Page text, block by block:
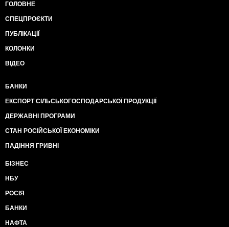
ГОЛОВНЕ
СПЕЦПРОЄКТИ
ПУБЛІКАЦІЇ
КОЛОНКИ
ВІДЕО
БАНКИ
ЕКСПОРТ СІЛЬСЬКОГОСПОДАРСЬКОЇ ПРОДУКЦІЇ
ДЕРЖАВНІ ПРОГРАМИ
СТАН РОСІЙСЬКОЇ ЕКОНОМІКИ
ПАДІННЯ ГРИВНІ
БІЗНЕС
НБУ
РОСІЯ
БАНКИ
НАФТА